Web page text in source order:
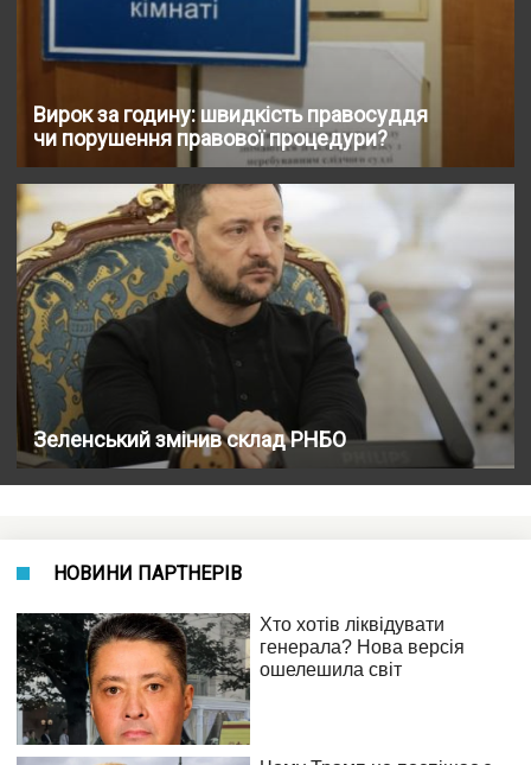
Вирок за годину: швидкість правосуддя
чи порушення правової процедури?
Зеленський змінив склад РНБО
НОВИНИ ПАРТНЕРІВ